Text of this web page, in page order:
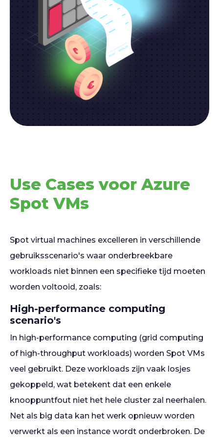
Use Cases voor Azure
Spot VMs
Spot virtual machines excelleren in verschillende
gebruiksscenario's waar onderbreekbare
workloads niet binnen een specifieke tijd moeten
worden voltooid, zoals:
High-performance computing
scenario's
In high-performance computing (grid computing
of high-throughput workloads) worden Spot VMs
veel gebruikt. Deze workloads zijn vaak losjes
gekoppeld, wat betekent dat een enkele
knooppuntfout niet het hele cluster zal neerhalen.
Net als big data kan het werk opnieuw worden
verwerkt als een instance wordt onderbroken. De